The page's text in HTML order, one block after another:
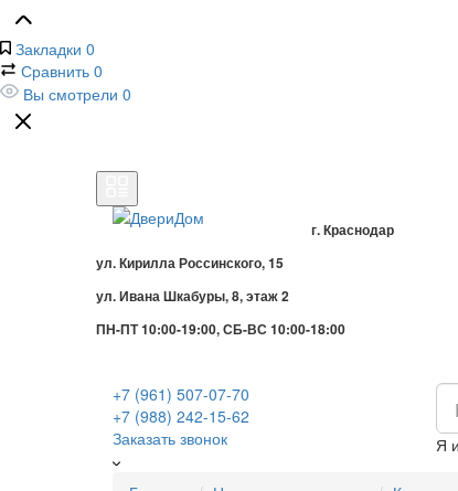
Закладки 0
Сравнить 0
Вы смотрели 0
г. Краснодар
ул. Кирилла Россинского, 15
ул. Ивана Шкабуры, 8, этаж 2
ПН-ПТ 10:00-19:00, СБ-ВС 10:00-18:00
+7 (961) 507-07-70
+7 (988) 242-15-62
Заказать звонок
Я